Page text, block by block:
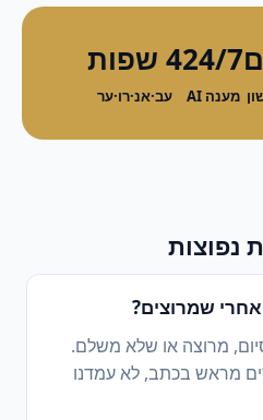
24/7
מענה AI
4 שפות
עב·אנ·רו·ער
נפוצות
שמרוצים?
מרוצה או שלא משלם.
מראש בכתב, לא עמדנו